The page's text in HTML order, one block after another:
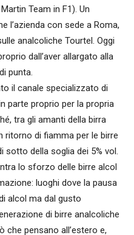
Team in F1). Un
l’azienda con sede a Roma,
analcoliche Tourtel. Oggi
dall’aver allargato alla
punta.
il canale specializzato di
parte proprio per la propria
tra gli amanti della birra
ritorno di fiamma per le birre
sotto della soglia dei 5% vol.
lo sforzo delle birre alcol
luoghi dove la pausa
alcol ma dal gusto
di birre analcoliche
pensano all’estero e,